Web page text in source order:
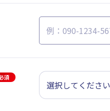
須